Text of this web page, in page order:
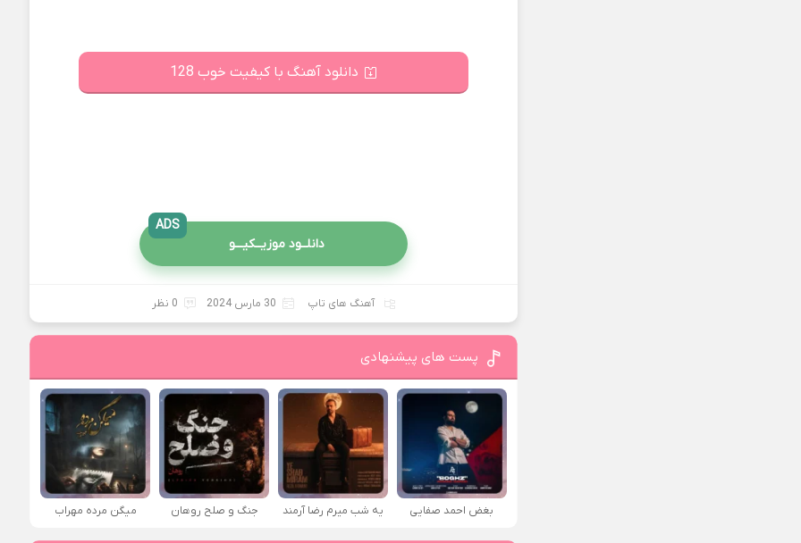
دانلود آهنگ با کیفیت خوب 128
دانلــود موزیــکیـــو
ADS
آهنگ های تاپ 30 مارس 2024 0 نظر
پست های پیشنهادی
بغض احمد صفایی یه شب میرم رضا آرمند جنگ و صلح روهان میگن مرده مهراب